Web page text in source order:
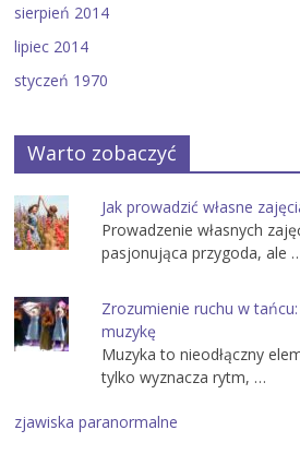
sierpień 2014
lipiec 2014
styczeń 1970
Warto zobaczyć
Jak prowadzić własne
Prowadzenie własnych
pasjonująca przygoda, ale
Zrozumienie ruchu w
muzykę
Muzyka to nieodłączny
tylko wyznacza rytm, …
zjawiska paranormalne